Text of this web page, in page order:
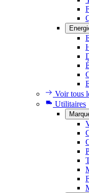
Voir tous
Utilitaires